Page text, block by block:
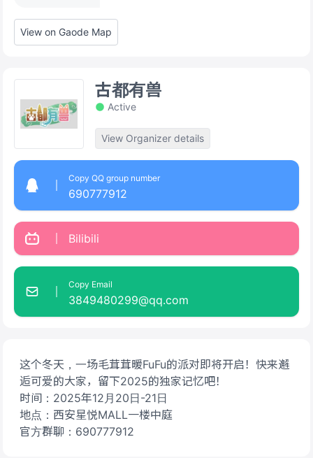
View on Gaode Map
这个冬天，一场毛茸茸暖FuFu的派对即将开启！快来邂
逅可爱的大家，留下2025的独家记忆吧！
时间：2025年12月20日-21日
地点：西安星悦MALL一楼中庭
古都有兽
Active
View Organizer details
Copy QQ group number
690777912
Bilibili
Copy Email
3849480299@qq.com